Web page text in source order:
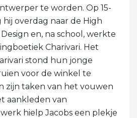
te worden. Op 15-
overdag naar de High
en, na school, werkte
Charivari. Het
stond hun jonge
voor de winkel te
zijn taken van het vouwen
aankleden van
hielp Jacobs een plekje